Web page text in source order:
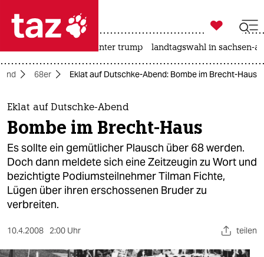
 taz zahl ich
taz zahl ich
themen
politik
öko
gesellschaft
kultur

taz zahl ich
usa unter trump landtagswahl in sachsen-
68er Eklat auf Dutschke-Abend: Bombe im Brecht-Haus
Eklat auf Dutschke-Abend
Bombe im Brecht-Haus
Es sollte ein gemütlicher Plausch über 68 werden.
Doch dann meldete sich eine Zeitzeugin zu Wort und
bezichtigte Podiumsteilnehmer Tilman Fichte,
Lügen über ihren erschossenen Bruder zu
verbreiten.
10.4.2008 2:00 Uhr teilen